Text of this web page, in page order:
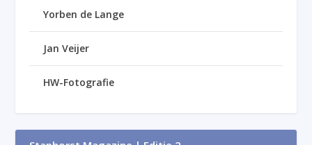
Yorben de Lange
Jan Veijer
HW-Fotografie